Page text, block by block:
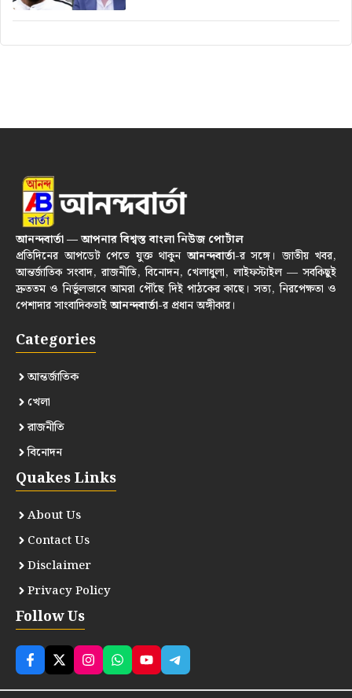
আনন্দবার্তা — আপনার বিশ্বস্ত বাংলা নিউজ পোর্টাল
প্রতিদিনের আপডেট পেতে যুক্ত থাকুনআনন্দবার্তা-র সঙ্গে। জাতীয় খবর,
আন্তর্জাতিক সংবাদ, রাজনীতি, বিনোদন, খেলাধুলা, লাইফস্টাইল — সবকিছুই
দ্রুততম ও নির্ভুলভাবে আমরা পৌঁছে দিই পাঠকের কাছে। সত্য, নিরপেক্ষতা ও
পেশাদার সাংবাদিকতাইআনন্দবার্তা-র প্রধান অঙ্গীকার।
Categories
আন্তর্জাতিক
খেলা
রাজনীতি
বিনোদন
Quakes Links
About Us
Contact Us
Disclaimer
Privacy Policy
Follow Us